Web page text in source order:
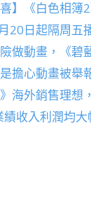
喜】《白色相簿
20日起隔周五
做動畫，《碧
擔心動畫被舉
海外銷售理想
收入利潤均大